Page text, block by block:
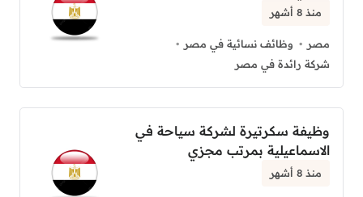
منذ 8 أشهر
مصر
وظائف نسائية في مصر
شركة رائدة في مصر
وظيفة سكرتيرة لشركة سياحة في
الاسماعيلية بمرتب مجزي
منذ 8 أشهر